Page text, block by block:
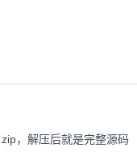
，解压后就是完整源码